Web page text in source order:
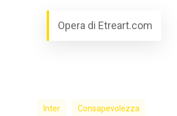
Opera di Etreart.com
Inter Consapevolezza